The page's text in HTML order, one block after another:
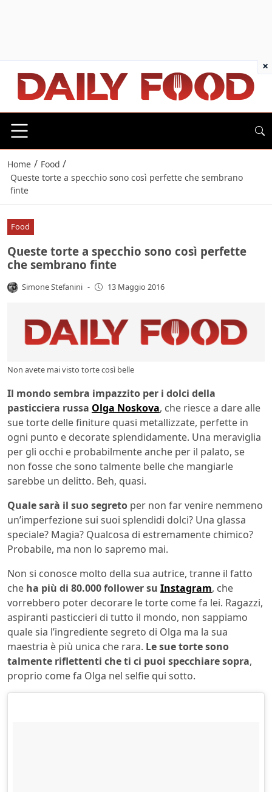
Home / Food /
Queste torte a specchio sono così perfette che sembrano
finte
Food
Queste torte a specchio sono così perfette
che sembrano finte
Simone Stefanini - 13 Maggio 2016
Non avete mai visto torte così belle
Il mondo sembra impazzito per i dolci della
pasticciera russa Olga Noskova, che riesce a dare alle
sue torte delle finiture quasi metallizzate, perfette in
ogni punto e decorate splendidamente. Una meraviglia
per gli occhi e probabilmente anche per il palato, se
non fosse che sono talmente belle che mangiarle
sarebbe un delitto. Beh, quasi.
Quale sarà il suo segreto per non far venire nemmeno
un’imperfezione sui suoi splendidi dolci? Una glassa
speciale? Magia? Qualcosa di estremamente chimico?
Probabile, ma non lo sapremo mai.
Non si conosce molto della sua autrice, tranne il fatto
che ha più di 80.000 follower su Instagram, che
vorrebbero poter decorare le torte come fa lei. Ragazzi,
aspiranti pasticcieri di tutto il mondo, non sappiamo
quale sia l’ingrediente segreto di Olga ma la sua
maestria è più unica che rara. Le sue torte sono
talmente riflettenti che ti ci puoi specchiare sopra,
proprio come fa Olga nel selfie qui sotto.
×